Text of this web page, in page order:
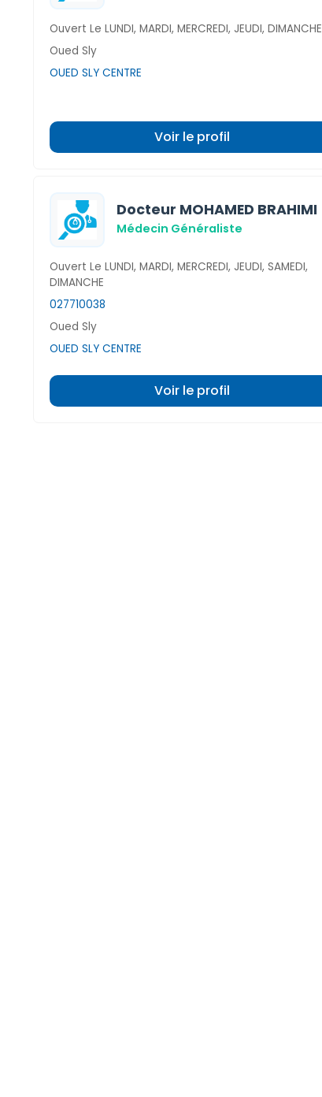
Ouvert Le LUNDI, MARDI, MERCREDI, JEUDI, DIMANCHE
Oued Sly
OUED SLY CENTRE
Voir le profil
Docteur MOHAMED BRAHIMI
Médecin Généraliste
Ouvert Le LUNDI, MARDI, MERCREDI, JEUDI, SAMEDI,
DIMANCHE
027710038
Oued Sly
OUED SLY CENTRE
Voir le profil